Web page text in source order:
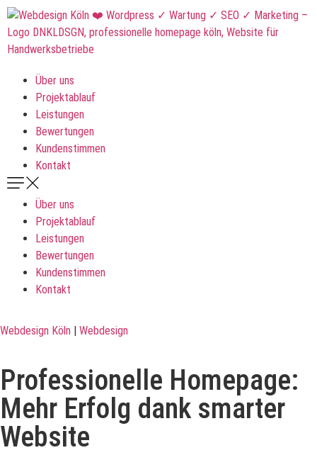
Über uns
Projektablauf
Leistungen
Bewertungen
Kundenstimmen
Kontakt
Über uns
Projektablauf
Leistungen
Bewertungen
Kundenstimmen
Kontakt
Webdesign Köln | Webdesign
Professionelle Homepage:
Mehr Erfolg dank smarter
Website